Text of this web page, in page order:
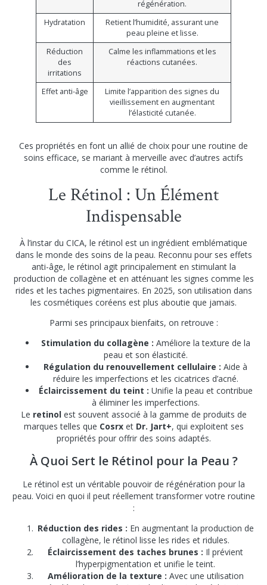
régénération.
Hydratation
Retient l’humidité, assurant une
peau pleine et lisse.
Réduction
des
irritations
Calme les inflammations et les
réactions cutanées.
Effet anti-âge
Limite l’apparition des signes du
vieillissement en augmentant
l’élasticité cutanée.
Ces propriétés en font un allié de choix pour une routine de
soins efficace, se mariant à merveille avec d’autres actifs
comme le rétinol.
Le Rétinol : Un Élément
Indispensable
À l’instar du CICA, le rétinol est un ingrédient emblématique
dans le monde des soins de la peau. Reconnu pour ses effets
anti-âge, le rétinol agit principalement en stimulant la
production de collagène et en atténuant les signes comme les
rides et les taches pigmentaires. En 2025, son utilisation dans
les cosmétiques coréens est plus aboutie que jamais.
Parmi ses principaux bienfaits, on retrouve :
Stimulation du collagène : Améliore la texture de la
peau et son élasticité.
Régulation du renouvellement cellulaire : Aide à
réduire les imperfections et les cicatrices d’acné.
Éclaircissement du teint : Unifie la peau et contribue
à éliminer les imperfections.
Le retinolest souvent associé à la gamme de produits de
marques telles que Cosrxet Dr. Jart+, qui exploitent ses
propriétés pour offrir des soins adaptés.
À Quoi Sert le Rétinol pour la Peau ?
Le rétinol est un véritable pouvoir de régénération pour la
peau. Voici en quoi il peut réellement transformer votre routine
:
Réduction des rides : En augmentant la production de
collagène, le rétinol lisse les rides et ridules.
Éclaircissement des taches brunes : Il prévient
l’hyperpigmentation et unifie le teint.
Amélioration de la texture : Avec une utilisation